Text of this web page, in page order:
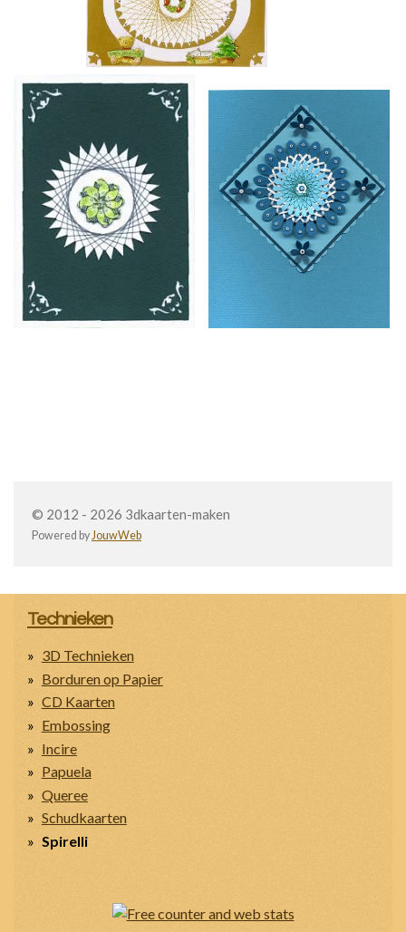
© 2012 - 2026 3dkaarten-maken
Powered byJouwWeb
Technieken
3D Technieken
Borduren op Papier
CD Kaarten
Embossing
Incire
Papuela
Queree
Schudkaarten
Spirelli